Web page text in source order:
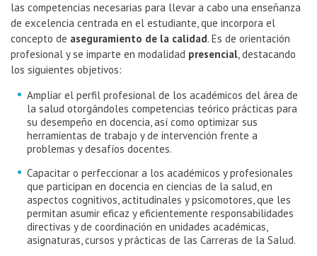
las competencias necesarias para llevar a cabo una enseñanza
de excelencia centrada en el estudiante, que incorpora el
concepto de aseguramiento de la calidad. Es de orientación
profesional y se imparte en modalidad presencial, destacando
los siguientes objetivos:
Ampliar el perfil profesional de los académicos del área de
la salud otorgándoles competencias teórico prácticas para
su desempeño en docencia, así como optimizar sus
herramientas de trabajo y de intervención frente a
problemas y desafíos docentes.
Capacitar o perfeccionar a los académicos y profesionales
que participan en docencia en ciencias de la salud, en
aspectos cognitivos, actitudinales y psicomotores, que les
permitan asumir eficaz y eficientemente responsabilidades
directivas y de coordinación en unidades académicas,
asignaturas, cursos y prácticas de las Carreras de la Salud.